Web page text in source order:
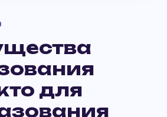
для